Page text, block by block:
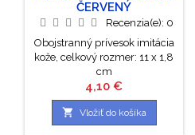
ČERVENÝ
Recenzia(e): 0
Obojstranný prívesok imitácia
kože, celkový rozmer: 11 x 1,8
cm
Cena
4,10 €
 Vložiť do košíka